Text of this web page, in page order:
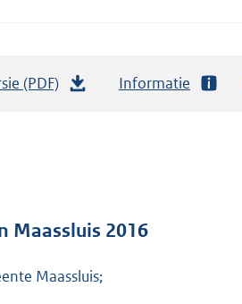
(PDF)
d
g
Informatie
Maassluis 2016
Maassluis;